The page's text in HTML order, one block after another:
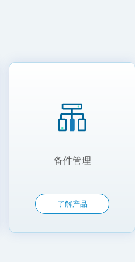
备件管理
了解产品